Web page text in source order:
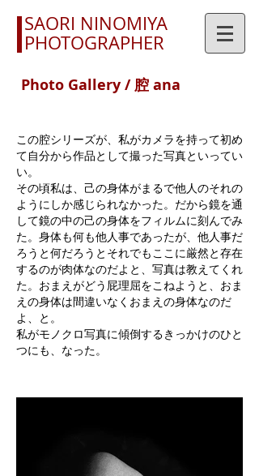
SAORI NINOMIYA
PHOTOGRAPHER
Photo Gallery / 腔 ana
この腔シリーズが、私がカメラを持って初め
て自分から作品として撮った写真といってい
い。
その頃私は、己の身体がまるで他人のそれの
ようにしか感じられなかった。だから鏡を通
して鏡の中の己の身体をフィルムに刻んでみ
た。身体も何も他人事であったが、他人事だ
ろうと何だろうとそれでもここに厳然と存在
するのが肉体なのだよと、写真は教えてくれ
た。おまえがどう屁理屈をこねようと、おま
えの身体は間違いなくおまえの身体なのだ
よ、と。
​私がモノクロ写真に傾倒するきっかけのひと
つにも、なった。